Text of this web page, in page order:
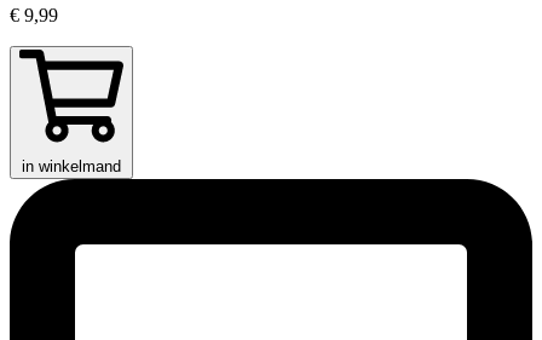
€ 9,99
in winkelmand